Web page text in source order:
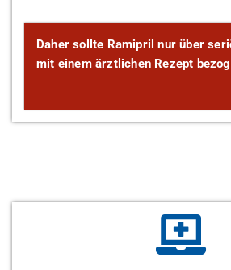
Daher sollte Ramipril nur über
mit einem ärztlichen Rezept